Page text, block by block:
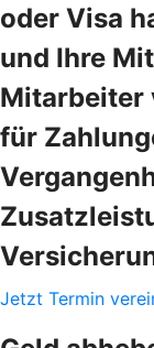
oder Visa
und Ihre
Mitarbeiter
für
Jetzt Termin